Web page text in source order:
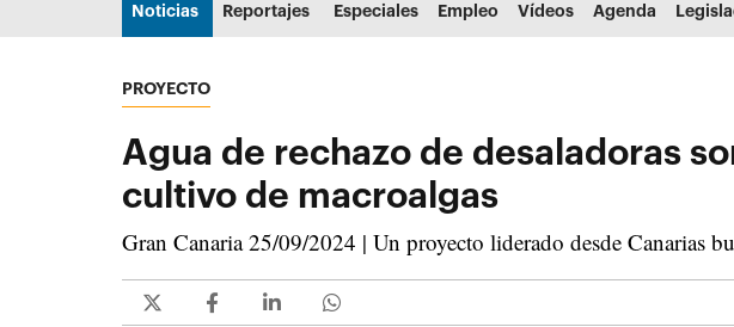
Noticias Reportajes Especiales Empleo Vídeos Agenda
PROYECTO
Agua de rechazo de desaladoras
cultivo de macroalgas
Gran Canaria 25/09/2024 | Un proyecto liderado desde Canarias